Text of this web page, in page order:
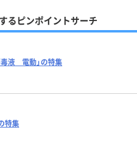
るピンポイントサーチ
液 電動」の特集
特集